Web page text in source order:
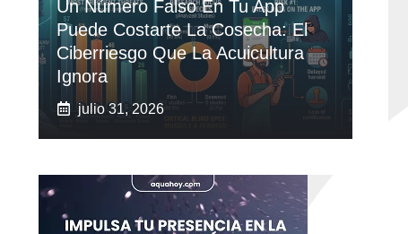
Un Número Falso En Tu App
Puede Costarte La Cosecha: El
Ciberriesgo Que La Acuicultura
Ignora
julio 31, 2026